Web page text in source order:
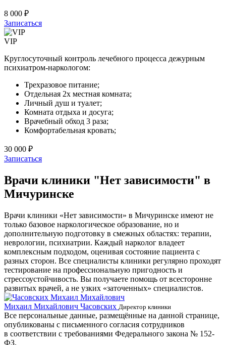
8 000 ₽
Записаться
VIP
Круглосуточный контроль лечебного процесса дежурным
психиатром-наркологом:
Трехразовое питание;
Отдельная 2х местная комната;
Личный душ и туалет;
Комната отдыха и досуга;
Врачебный обход 3 раза;
Комфортабельная кровать;
30 000 ₽
Записаться
Врачи клиники "Нет зависимости" в
Мичуринске
Врачи клиники «Нет зависимости» в Мичуринске имеют не
только базовое наркологическое образование, но и
дополнительную подготовку в смежных областях: терапии,
неврологии, психиатрии. Каждый нарколог владеет
комплексным подходом, оценивая состояние пациента с
разных сторон. Все специалисты клиники регулярно проходят
тестирование на профессиональную пригодность и
стрессоустойчивость. Вы получаете помощь от всесторонне
развитых врачей, а не узких «заточенных» специалистов.
Михаил Михайлович Часовских Директор клиники
Все персональные данные, размещённые на данной странице,
опубликованы с письменного согласия сотрудников
в соответствии с требованиями Федерального закона № 152-
ФЗ.